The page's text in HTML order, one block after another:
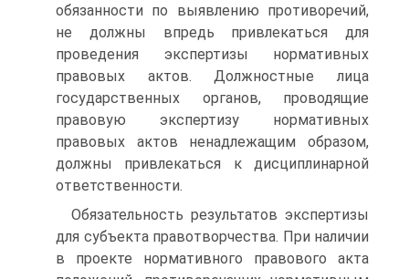
обязанности по выявлению противоречий,
не должны впредь привлекаться для
проведения экспертизы нормативных
правовых актов. Должностные лица
государственных органов, проводящие
правовую экспертизу нормативных
правовых актов ненадлежащим образом,
должны привлекаться к дисциплинарной
ответственности.
Обязательность результатов экспертизы
для субъекта правотворчества. При наличии
в проекте нормативного правового акта